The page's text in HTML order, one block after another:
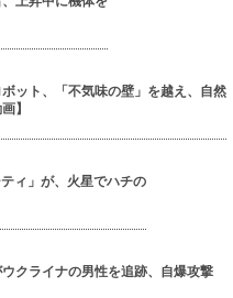
ット、「不気味の壁」を越え、自然
】
ィ」が、火星でハチの
クライナの男性を追跡、自爆攻撃